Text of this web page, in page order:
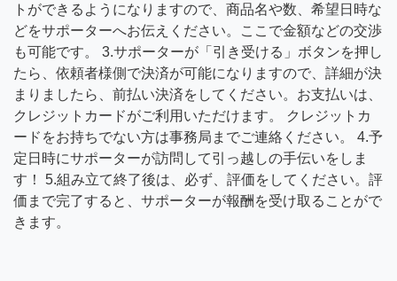
トができるようになりますので、商品名や数、希望日時な
どをサポーターへお伝えください。ここで金額などの交渉
も可能です。 3.サポーターが「引き受ける」ボタンを押し
たら、依頼者様側で決済が可能になりますので、詳細が決
まりましたら、前払い決済をしてください。お支払いは、
クレジットカードがご利用いただけます。 クレジットカ
ードをお持ちでない方は事務局までご連絡ください。 4.予
定日時にサポーターが訪問して引っ越しの手伝いをしま
す！ 5.組み立て終了後は、必ず、評価をしてください。評
価まで完了すると、サポーターが報酬を受け取ることがで
きます。